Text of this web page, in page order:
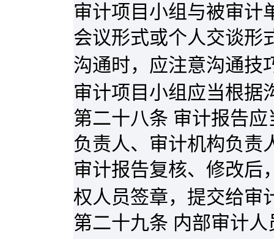
审计项目小组与被审计
会议形式或个人交谈形
沟通时，应注意沟通技
审计项目小组应当根据
第二十八条 审计报告
负责人、审计机构负责
审计报告复核、修改后
权人员签章，提交给审
第二十九条 内部审计